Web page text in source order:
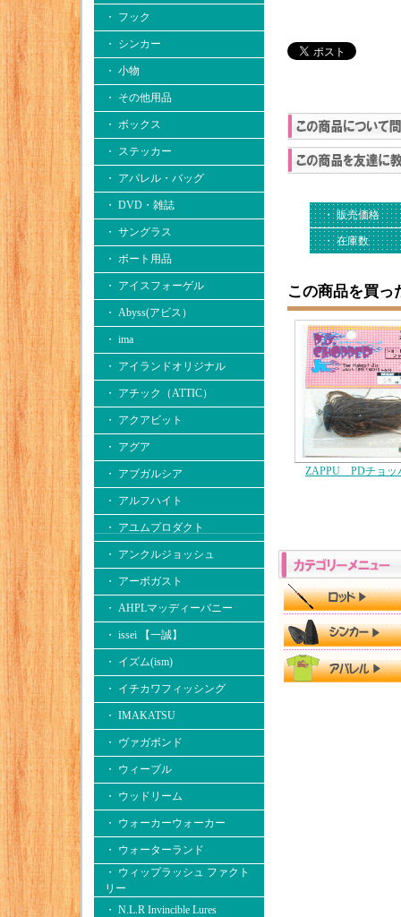
・ フック
・ シンカー
・ 小物
・ その他用品
・ ボックス
・ ステッカー
・ アパレル・バッグ
・ DVD・雑誌
・ サングラス
・ ボート用品
・ アイスフォーゲル
・ Abyss(アビス）
・ ima
・ アイランドオリジナル
・ アチック（ATTIC）
・ アクアビット
・ アグア
・ アブガルシア
・ アルフハイト
・ アユムプロダクト
・ アンクルジョッシュ
・ アーボガスト
・ AHPLマッディーバニー
・ issei 【一誠】
・ イズム(ism)
・ イチカワフィッシング
・ IMAKATSU
・ ヴァガボンド
・ ウィーブル
・ ウッドリーム
・ ウォーカーウォーカー
・ ウォーターランド
・ ウィップラッシュ ファクト
リー
・ N.L.R Invincible Lures
・ 販売価格
・ 在庫数
この商品を買っ
ZAPPU PDチョッ